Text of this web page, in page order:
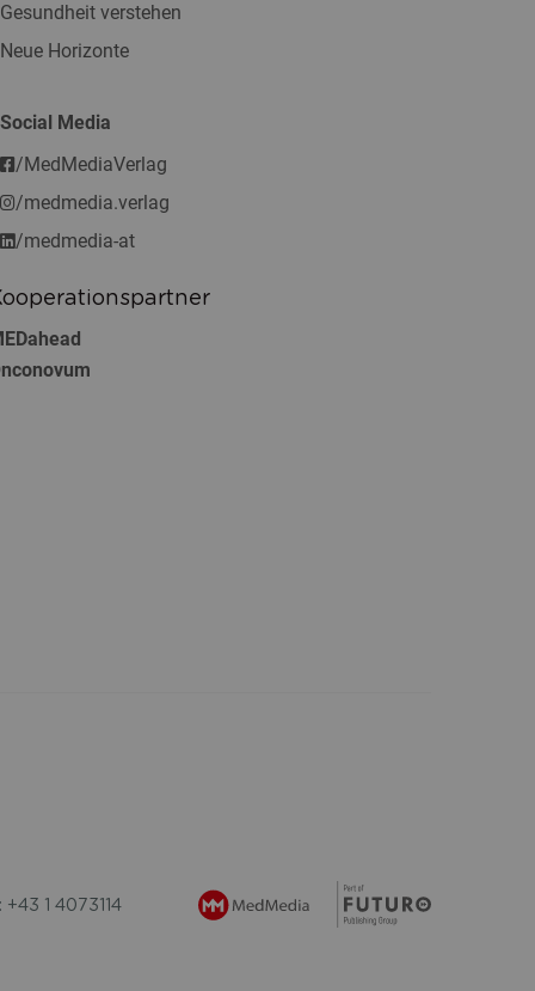
Gesundheit verstehen
Neue Horizonte
Social Media
/MedMediaVerlag
/medmedia.verlag
/medmedia-at
1 4073114